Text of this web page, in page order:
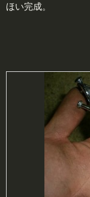
ほい完成。